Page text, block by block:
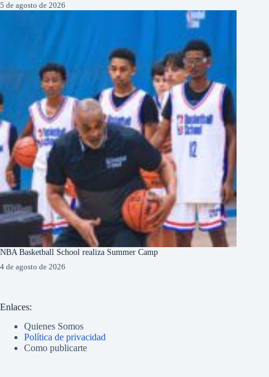
5 de agosto de 2026
NBA Basketball School realiza Summer Camp
4 de agosto de 2026
Enlaces:
Quienes Somos
Política de privacidad
Como publicarte